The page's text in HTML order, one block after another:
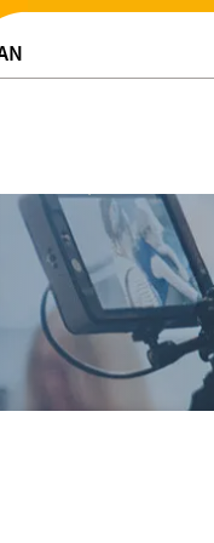
de la clinique de Saint